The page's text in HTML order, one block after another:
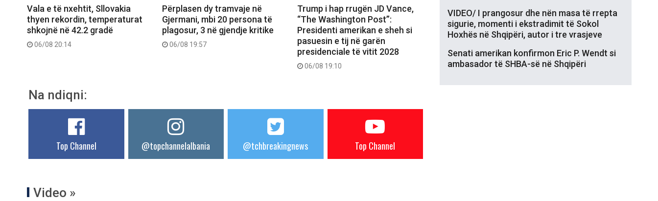
Vala e të nxehtit, Sllovakia
thyen rekordin, temperaturat
shkojnë në 42.2 gradë
06/08 20:14
Përplasen dy tramvaje në
Gjermani, mbi 20 persona të
plagosur, 3 në gjendje kritike
06/08 19:57
Trump i hap rrugën JD Vance,
“The Washington Post”:
Presidenti amerikan e sheh si
pasuesin e tij në garën
presidenciale të vitit 2028
06/08 19:10
Na ndiqni:
Top Channel @topchannelalbania @tchbreakingnews Top Channel
Video »
VIDEO/ I prangosur dhe nën masa të rrepta
sigurie, momenti i ekstradimit të Sokol
Hoxhës në Shqipëri, autor i tre vrasjeve
Senati amerikan konfirmon Eric P. Wendt si
ambasador të SHBA-së në Shqipëri